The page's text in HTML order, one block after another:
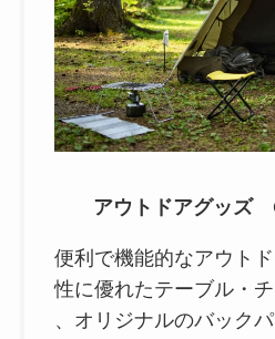
アウトドアグッズ
便利で機能的なアウト
性に優れたテーブル・
、オリジナルのバック